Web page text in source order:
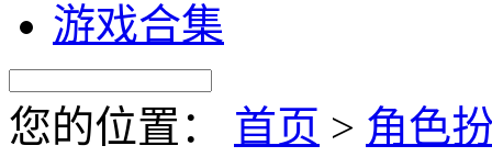
游戏合集
您的位置： 首页 > 角色